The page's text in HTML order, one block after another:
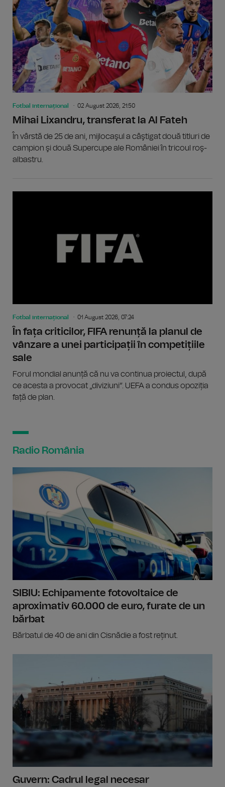
Fotbal internațional 02 August 2026, 21:50
Mihai Lixandru, transferat la Al Fateh
În vârstă de 25 de ani, mijlocaşul a câştigat două titluri de
campion şi două Supercupe ale României în tricoul roş-
albastru.
Fotbal internațional 01 August 2026, 07:24
În fața criticilor, FIFA renunță la planul de
vânzare a unei participații în competițiile
sale
Forul mondial anunță că nu va continua proiectul, după
ce acesta a provocat „diviziuni”. UEFA a condus opoziția
față de plan.
Radio România
SIBIU: Echipamente fotovoltaice de
aproximativ 60.000 de euro, furate de un
bărbat
Bărbatul de 40 de ani din Cisnădie a fost reținut.
Guvern: Cadrul legal necesar